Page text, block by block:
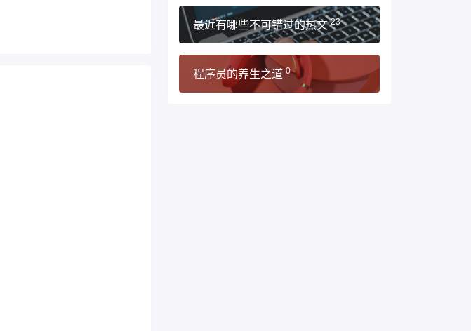
最近有哪些不可错过的热文 23
程序员的养生之道 0